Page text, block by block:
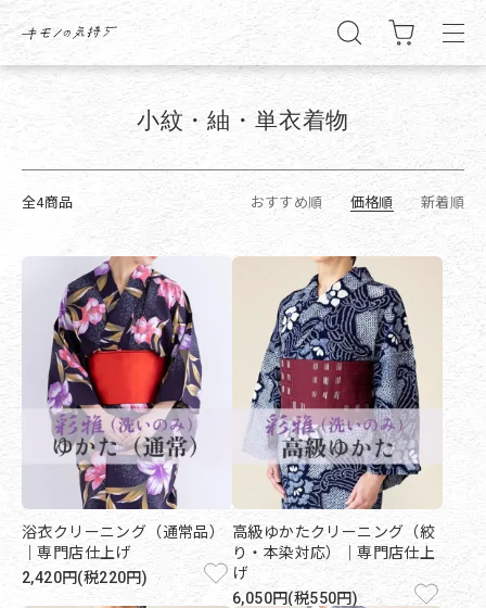
一枚一枚丁寧にお手入れいたします。
着物クリーニング 小紋・紬・単衣着物
小紋・紬・単衣着物
全4商品 おすすめ順 価格順 新着順
浴衣クリーニング（通常品）
｜専門店仕上げ
2,420円(税220円)
高級ゆかたクリーニング（絞
り・本染対応）｜専門店仕上
げ
6,050円(税550円)